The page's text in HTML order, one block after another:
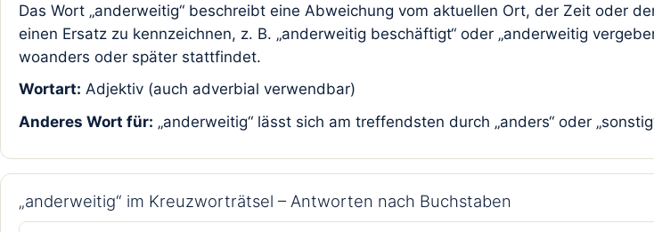
Das Wort „anderweitig“ beschreibt eine Abweichung vom aktuellen Ort, der Zeit oder
einen Ersatz zu kennzeichnen, z. B. „anderweitig beschäftigt“ oder „anderweitig
woanders oder später stattfindet.
Wortart: Adjektiv (auch adverbial verwendbar)
Anderes Wort für: „anderweitig“ lässt sich am treffendsten durch „anders“ oder
„anderweitig“ im Kreuzworträtsel – Antworten nach Buchstaben